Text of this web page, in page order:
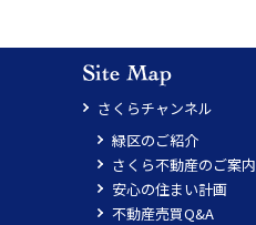
さくらチャンネル
緑区のご紹介
さくら不動産のご案内
安心の住まい計画
不動産売買Q&A